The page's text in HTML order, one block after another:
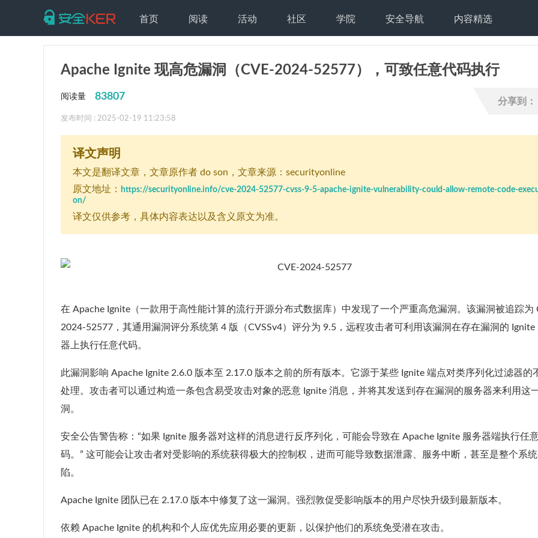
首页 阅读 活动 社区 学院 安全导航 内容精选
Apache Ignite 现高危漏洞（CVE-2024-52577），可致任意代码执行
阅读量 83807
发布时间 : 2025-02-19 11:23:58
译文声明
本文是翻译文章 ，文章原作者 do son ，文章来源：securityonline
原文地址：
https://securityonline.info/cve-2024-52577-cvss-9-5-apache-ignite-vulnerability-could-allow-remote-code-
on/
译文仅供参考，具体内容表达以及含义原文为准。
在 Apache Ignite（一款用于高性能计算的流行开源分布式数据库）中发现了一个严重高危漏洞。该漏洞被追踪为
2024-52577，其通用漏洞评分系统第 4 版（CVSSv4）评分为 9.5，远程攻击者可利用该漏洞在存在漏洞的 Ignite
器上执行任意代码。
此漏洞影响 Apache Ignite 2.6.0 版本至 2.17.0 版本之前的所有版本。它源于某些 Ignite 端点对类序列化过滤器的
处理。攻击者可以通过构造一条包含易受攻击对象的恶意 Ignite 消息，并将其发送到存在漏洞的服务器来利用这
洞。
安全公告警告称：“如果 Ignite 服务器对这样的消息进行反序列化，可能会导致在 Apache Ignite 服务器端执行任
码。” 这可能会让攻击者对受影响的系统获得极大的控制权，进而可能导致数据泄露、服务中断，甚至是整个系
陷。
Apache Ignite 团队已在 2.17.0 版本中修复了这一漏洞。强烈敦促受影响版本的用户尽快升级到最新版本。
依赖 Apache Ignite 的机构和个人应优先应用必要的更新，以保护他们的系统免受潜在攻击。
分享到：